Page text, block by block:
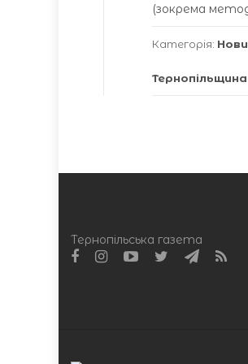
(зокрема
Категорія:
Тернопільщина
Тернопільська газета